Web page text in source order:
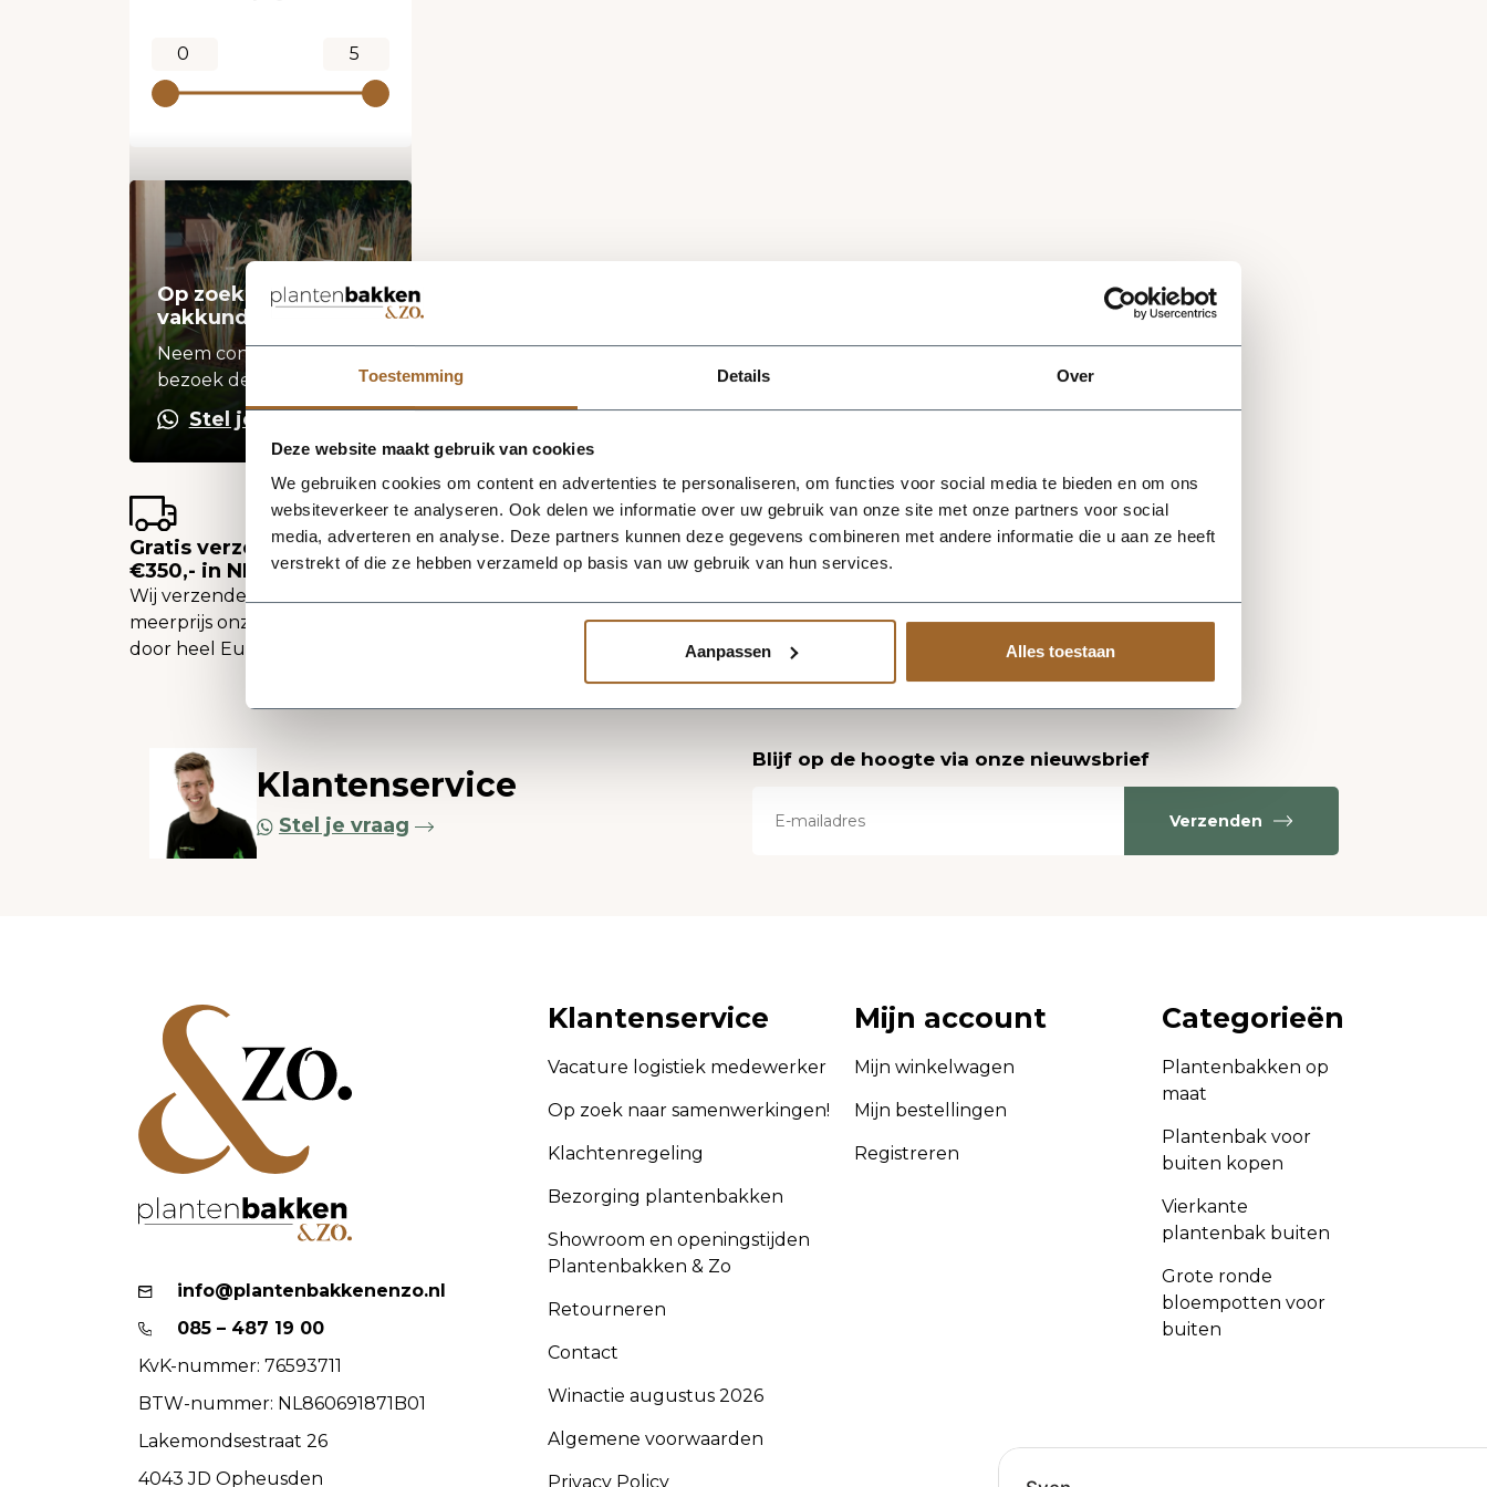
Toestemming Details Over
Deze website maakt gebruik van cookies
We gebruiken cookies om content en advertenties te personaliseren, om functies voor social media te bieden en om ons
websiteverkeer te analyseren. Ook delen we informatie over uw gebruik van onze site met onze partners voor social
media, adverteren en analyse. Deze partners kunnen deze gegevens combineren met andere informatie die u aan ze heeft
verstrekt of die ze hebben verzameld op basis van uw gebruik van hun services.
Aanpassen Alles toestaan
Op zoek naar een
vakkundige hulp?
Neem contact op of
bezoek de showroom!
Stel je vraag
Gratis verzending vanaf
€350,- in NL
Wij verzenden tegen een
meerprijs onze plantenbakken
door heel Europa.
Klantenservice
Stel je vraag
Blijf op de hoogte via onze nieuwsbrief
Verzenden
info@plantenbakkenenzo.nl
085 – 487 19 00
KvK-nummer: 76593711
BTW-nummer: NL860691871B01
Lakemondsestraat 26
4043 JD Opheusden
Klantenservice
Vacature logistiek medewerker
Op zoek naar samenwerkingen!
Klachtenregeling
Bezorging plantenbakken
Showroom en openingstijden
Plantenbakken & Zo
Retourneren
Contact
Winactie augustus 2026
Algemene voorwaarden
Privacy Policy
Mijn account
Mijn winkelwagen
Mijn bestellingen
Registreren
Categorieën
Plantenbakken op
maat
Plantenbak voor
buiten kopen
Vierkante
plantenbak buiten
Grote ronde
bloempotten voor
buiten